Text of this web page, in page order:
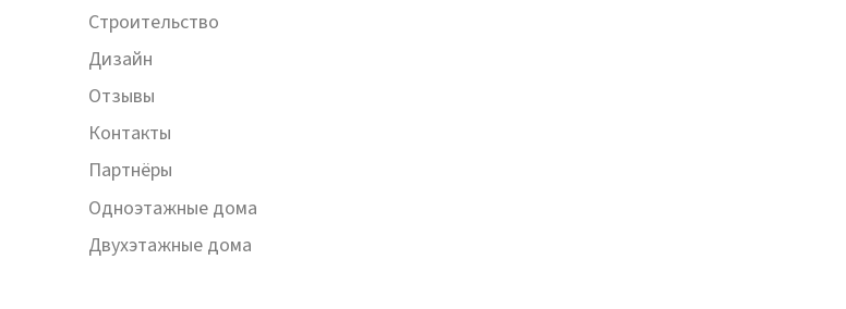
Строительство
Дизайн
Отзывы
Контакты
Партнёры
Одноэтажные дома
Двухэтажные дома